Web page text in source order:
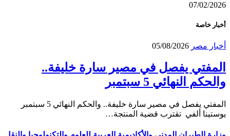
07/02/2026
أخبار خاصة
أخبار مصر 05/08/2026
المفتي يفصل في مصير سارة خليفة..
والحكم النهائي 5 سبتمبر
المفتي يفصل في مصير سارة خليفة.. والحكم النهائي 5 سبتمبر
يوستينا ألفي تقترب قضية المنتجة…